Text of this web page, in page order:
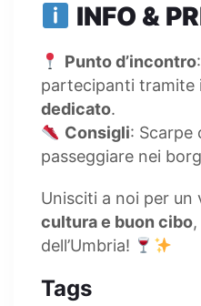
INFO &
Punto d’incontro
partecipanti tramite
dedicato.
Consigli: Scarpe
passeggiare nei
Unisciti a noi per un
cultura e buon cibo
dell’Umbria!
Tags